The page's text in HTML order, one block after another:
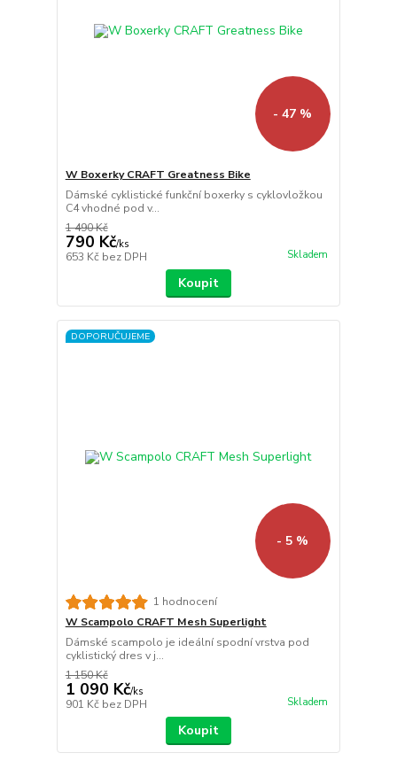
- 47 %
W Boxerky CRAFT Greatness Bike
Dámské cyklistické funkční boxerky s cyklovložkou
C4 vhodné pod v...
1 490 Kč
790 Kč/ks
653 Kč bez DPH Skladem
Koupit
DOPORUČUJEME
- 5 %
1 hodnocení
W Scampolo CRAFT Mesh Superlight
Dámské scampolo je ideální spodní vrstva pod
cyklistický dres v j...
1 150 Kč
1 090 Kč/ks
901 Kč bez DPH Skladem
Koupit